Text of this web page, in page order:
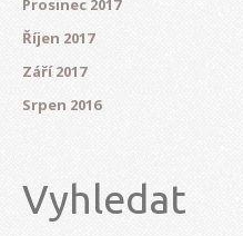
Prosinec 2017
Říjen 2017
Září 2017
Srpen 2016
Vyhledat